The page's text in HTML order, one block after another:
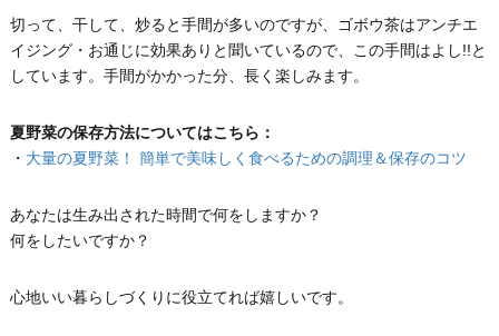
切って、干して、炒ると手間が多いのですが、ゴボウ茶はアンチエ
イジング・お通じに効果ありと聞いているので、この手間はよし!!と
しています。手間がかかった分、長く楽しみます。
夏野菜の保存方法についてはこちら：
・ 大量の夏野菜！ 簡単で美味しく食べるための調理＆保存のコツ
あなたは生み出された時間で何をしますか？
何をしたいですか？
心地いい暮らしづくりに役立てれば嬉しいです。